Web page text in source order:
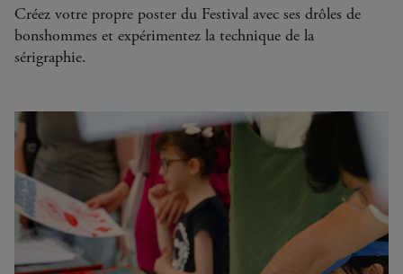
Créez votre propre poster du Festival avec ses drôles de
bonshommes et expérimentez la technique de la
sérigraphie.